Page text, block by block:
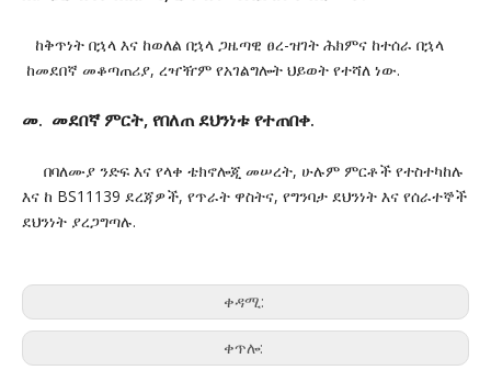
ከቅጥነት በኋላ እና ከወለል በኋላ ጋዜጣዊ ፀረ-ዝገት ሕክምና ከተሰራ በኋላ
ከመደበኛ መቆጣጠሪያ, ረዣዥም የአገልግሎት ህይወት የተሻለ ነው.
መ. መደበኛ ምርት, የበለጠ ደህንነቱ የተጠበቀ.
በባለሙያ ንድፍ እና የላቀ ቴክኖሎጂ መሠረት, ሁሉም ምርቶች የተስተካከሉ
እና ከ BS11139 ደረጃዎች, የጥራት ዋስትና, የግንባታ ደህንነት እና የሰራተኞች
ደህንነት ያረጋግጣሉ.
ቀዳሚ:
ቀጥሎ: